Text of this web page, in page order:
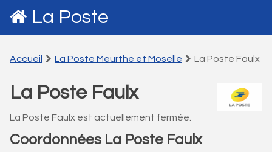
La Poste
Accueil La Poste Meurthe et Moselle La Poste Faulx
La Poste Faulx
La Poste Faulx est actuellement fermée.
Coordonnées La Poste Faulx